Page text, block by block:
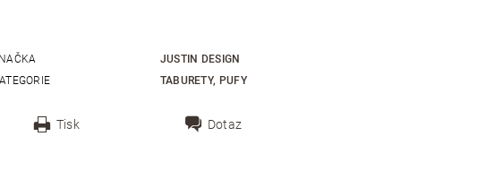
JUSTIN DESIGN
TABURETY, PUFY
Tisk Dotaz